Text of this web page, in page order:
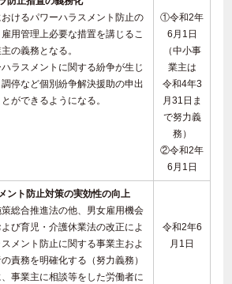
けるパワーハラスメント防止の
用管理上必要な措置を講じるこ
の義務となる。
ラスメントに関する紛争が生じ
停など個別紛争解決援助の申出
ができるようになる。
①令和2年
6月1日
（中小事
業主は
令和4年3
月31日ま
で努力義
務）
②令和2年
6月1日
ント防止対策の実効性の向上
総合推進法の他、男女雇用機会
び育児・介護休業法の改正によ
スメント防止に関する事業主およ
責務を明確化する（努力義務）
、事業主に相談等をした労働者に
令和2年6
月1日